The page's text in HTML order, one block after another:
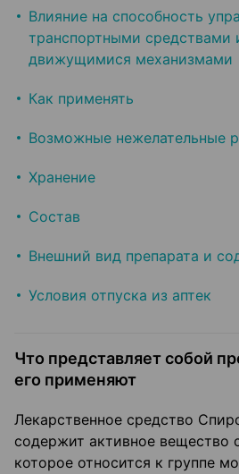
Влияние на способность
транспортными средствами
движущимися механизмами
Как применять
Возможные нежелательные
Хранение
Состав
Внешний вид препарата и
Условия отпуска из аптек
Что представляет собой
его применяют
Лекарственное средство
содержит активное вещество
которое относится к группе